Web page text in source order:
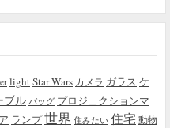
lightStar Wars カメラ ガラス ケ
ブル バッグ プロジェクションマ
ランプ世界 住みたい 住宅 動物